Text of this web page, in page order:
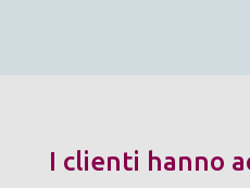
I clienti hanno